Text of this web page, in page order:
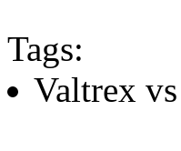
Tags:
Valtrex